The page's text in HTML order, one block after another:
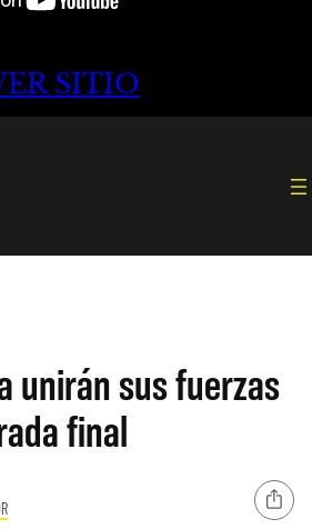
SITIO
unirán sus fuerzas
final